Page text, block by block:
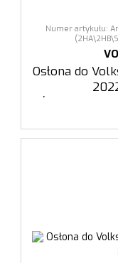
Numer artykułu:
Osłona do